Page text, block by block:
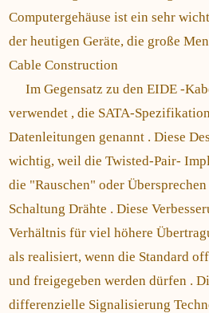
Computergehäuse ist ein sehr
der heutigen Geräte, die große
Cable Construction
Im Gegensatz zu den EIDE -
verwendet , die SATA-
Datenleitungen genannt . Diese
wichtig, weil die Twisted-Pair-
die "Rauschen" oder
Schaltung Drähte . Diese
Verhältnis für viel höhere
als realisiert, wenn die Standard
und freigegeben werden dürfen .
differenzielle Signalisierung